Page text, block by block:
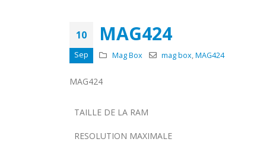
10
Sep
MAG424
Mag Box mag box,MAG424
MAG424
TAILLE DE LA RAM
RESOLUTION MAXIMALE